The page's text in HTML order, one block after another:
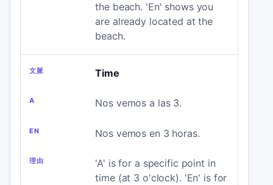
the beach. 'En' shows you
are already located at the
beach.
Time
Nos vemos a las 3.
Nos vemos en 3 horas.
'A' is for a specific point in
time (at 3 o'clock). 'En' is for